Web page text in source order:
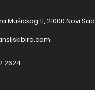
Mušickog 11, 21000 Novi Sad
2624